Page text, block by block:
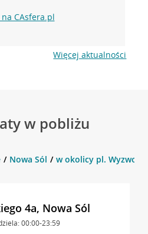
CAsfera.pl
Więcej aktualności
w pobliżu
Nowa Sól w okolicy pl.
4a, Nowa Sól
00:00-23:59